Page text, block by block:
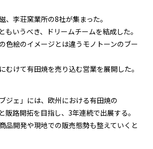
、李荘窯業所の8社が集まった。
もいうべき、ドリームチームを結成した。
色絵のイメージとは違うモノトーンのブー
むけて有田焼を売り込む営業を展開した。
ジェ」には、欧州における有田焼の
販路開拓を目指し、3年連続で出展する。
品開発や現地での販売態勢も整えていくと